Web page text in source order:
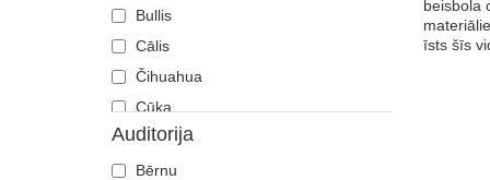
Bullis
Cālis
Čihuahua
Cūka
Čūska
Degunradzis
Auditorija
Bērnu
beisbola
īsts šīs